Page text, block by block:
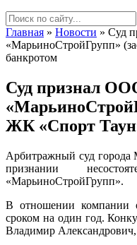
Главная » Новости » Суд
«МарьиноСтройГрупп»
банкротом
Суд признал
ЖК «Спорт
Арбитражный суд города
признании
«МарьиноСтройГрупп».
В отношении компании
сроком на один год.
Владимир